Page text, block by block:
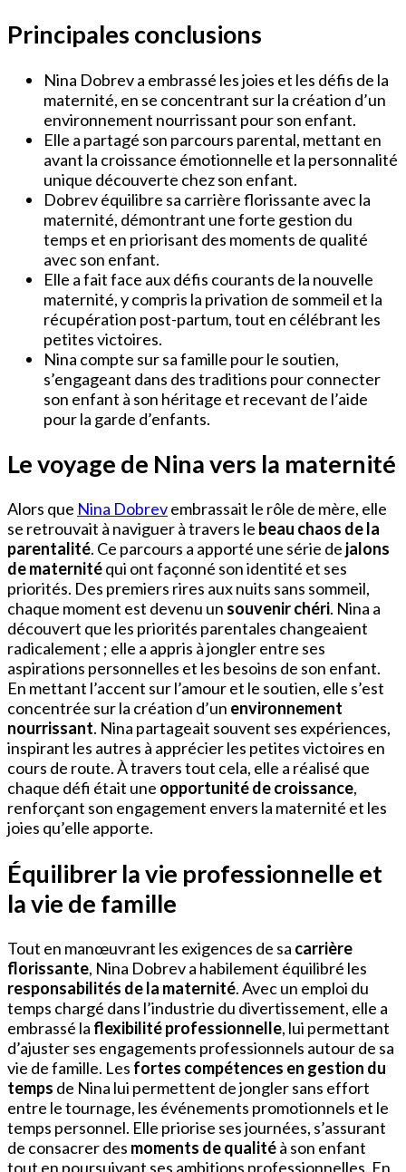
Principales conclusions
Nina Dobrev a embrassé les joies et les défis de la
maternité, en se concentrant sur la création d’un
environnement nourrissant pour son enfant.
Elle a partagé son parcours parental, mettant en
avant la croissance émotionnelle et la personnalité
unique découverte chez son enfant.
Dobrev équilibre sa carrière florissante avec la
maternité, démontrant une forte gestion du
temps et en priorisant des moments de qualité
avec son enfant.
Elle a fait face aux défis courants de la nouvelle
maternité, y compris la privation de sommeil et la
récupération post-partum, tout en célébrant les
petites victoires.
Nina compte sur sa famille pour le soutien,
s’engageant dans des traditions pour connecter
son enfant à son héritage et recevant de l’aide
pour la garde d’enfants.
Le voyage de Nina vers la maternité
Alors que Nina Dobrevembrassait le rôle de mère, elle
se retrouvait à naviguer à travers le beau chaos de la
parentalité. Ce parcours a apporté une série de jalons
de maternitéqui ont façonné son identité et ses
priorités. Des premiers rires aux nuits sans sommeil,
chaque moment est devenu un souvenir chéri. Nina a
découvert que les priorités parentales changeaient
radicalement ; elle a appris à jongler entre ses
aspirations personnelles et les besoins de son enfant.
En mettant l’accent sur l’amour et le soutien, elle s’est
concentrée sur la création d’un environnement
nourrissant. Nina partageait souvent ses expériences,
inspirant les autres à apprécier les petites victoires en
cours de route. À travers tout cela, elle a réalisé que
chaque défi était une opportunité de croissance,
renforçant son engagement envers la maternité et les
joies qu’elle apporte.
Équilibrer la vie professionnelle et
la vie de famille
Tout en manœuvrant les exigences de sa carrière
florissante, Nina Dobrev a habilement équilibré les
responsabilités de la maternité. Avec un emploi du
temps chargé dans l’industrie du divertissement, elle a
embrassé la flexibilité professionnelle, lui permettant
d’ajuster ses engagements professionnels autour de sa
vie de famille. Les fortes compétences en gestion du
temps de Nina lui permettent de jongler sans effort
entre le tournage, les événements promotionnels et le
temps personnel. Elle priorise ses journées, s’assurant
de consacrer des moments de qualitéà son enfant
tout en poursuivant ses ambitions professionnelles. En